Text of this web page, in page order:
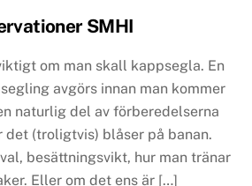
SMHI
om man skall kappsegla. En
avgörs innan man kommer
naturlig del av förberedelserna
det (troligtvis) blåser på banan.
besättningsvikt, hur man tränar
Eller om det ens är […]